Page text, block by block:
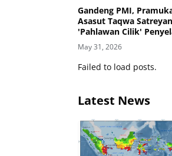
Gandeng PMI,
Asasut Taqwa
'Pahlawan Cilik'
May 31, 2026
Failed to load posts.
Latest News